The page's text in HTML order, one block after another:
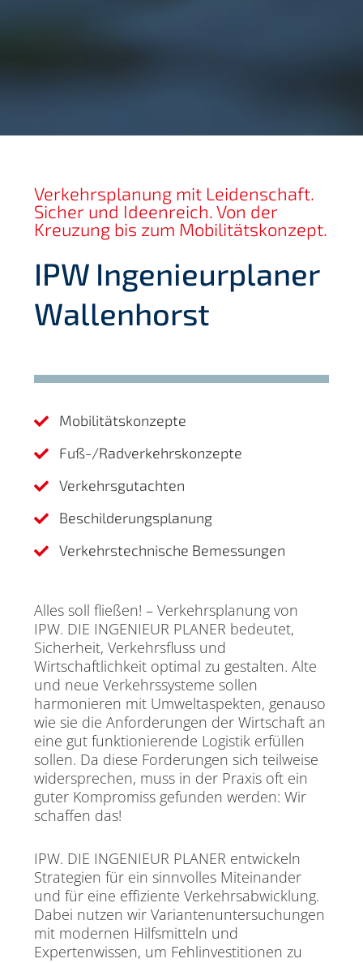
Verkehrsplanung mit Leidenschaft.
Sicher und Ideenreich. Von der
Kreuzung bis zum Mobilitätskonzept.
IPW Ingenieurplaner
Wallenhorst
 Mobilitätskonzepte
 Fuß-/Radverkehrskonzepte
 Verkehrsgutachten
 Beschilderungsplanung
 Verkehrstechnische Bemessungen
Alles soll fließen! – Verkehrsplanung von
IPW. DIE INGENIEUR PLANER bedeutet,
Sicherheit, Verkehrsfluss und
Wirtschaftlichkeit optimal zu gestalten. Alte
und neue Verkehrssysteme sollen
harmonieren mit Umweltaspekten, genauso
wie sie die Anforderungen der Wirtschaft an
eine gut funktionierende Logistik erfüllen
sollen. Da diese Forderungen sich teilweise
widersprechen, muss in der Praxis oft ein
guter Kompromiss gefunden werden: Wir
schaffen das!
IPW. DIE INGENIEUR PLANER entwickeln
Strategien für ein sinnvolles Miteinander
und für eine effiziente Verkehrsabwicklung.
Dabei nutzen wir Variantenuntersuchungen
mit modernen Hilfsmitteln und
Expertenwissen, um Fehlinvestitionen zu